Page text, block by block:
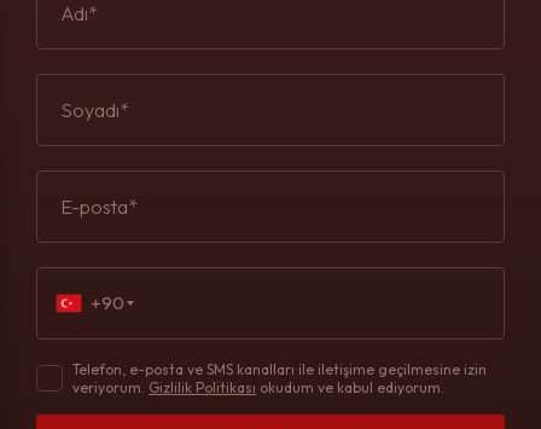
Adı*
Soyadı*
E-posta*
+90
Telefon, e-posta ve SMS kanalları ile iletişime geçilmesine izin
veriyorum. Gizlilik Politikası okudum ve kabul ediyorum.